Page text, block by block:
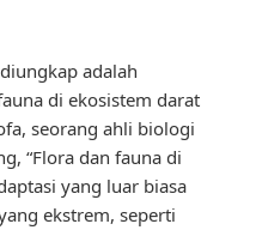
adalah
di ekosistem darat
seorang ahli biologi
“Flora dan fauna di
yang luar biasa
ekstrem, seperti